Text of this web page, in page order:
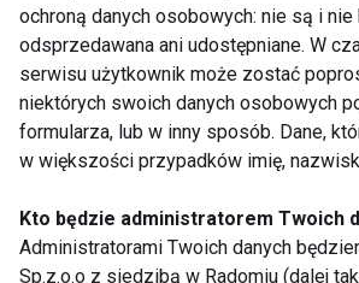
Modelowanie sylwetki.
Brad
ochroną danych osobowych: nie są i nie
odsprzedawana ani udostępniane. W
serwisu użytkownik może zostać
niektórych swoich danych osobowych
formularza, lub w inny sposób. Dane,
w większości przypadków imię,
Kto będzie administratorem Twoich
Administratorami Twoich danych
Sp.z.o.o z siedzibą w Radomiu (dalej